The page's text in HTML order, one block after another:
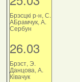
Брэсцкі р-н, С.
АБрамчук, А.
Сербун
26.03
Брэст, Э.
Данцова, А.
Ківачук